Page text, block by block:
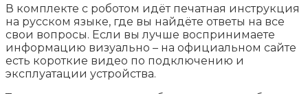
В комплекте с роботом идёт печатная инструкция
на русском языке, где вы найдёте ответы на все
свои вопросы. Если вы лучше воспринимаете
информацию визуально – на официальном сайте
есть короткие видео по подключению и
эксплуатации устройства.